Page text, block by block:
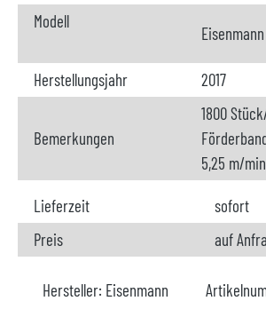
Modell
Herstellungsjahr 2017
Bemerkungen
1800
5,25 m/
Lieferzeit
sofort
Preis
auf
Hersteller: Eisenmann